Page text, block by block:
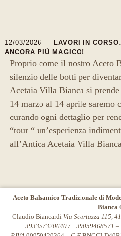
12/03/2026 — LAVORI IN
ANCORA PIÙ MAGICO!
Proprio come il nostro Aceto
silenzio delle botti per
Acetaia Villa Bianca si
14 marzo al 14 aprile saremo
curando ogni dettaglio per
“tour “ un’esperienza
all’Antica Acetaia Villa
Aceto Balsamico Tradizionale di
Bianca
Claudio Biancardi Via Scartazza 115,
+393357320640 / +39059468571 –